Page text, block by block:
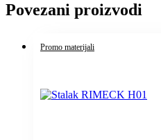
Povezani proizvodi
Promo materijali